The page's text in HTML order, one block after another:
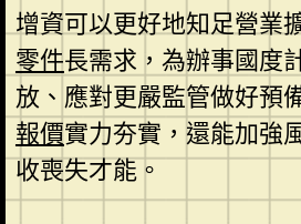
增資可以更好地知足營業
零件長需求，為辦事國度
放、應對更嚴監管做好預
報價實力夯實，還能加強
收喪失才能。